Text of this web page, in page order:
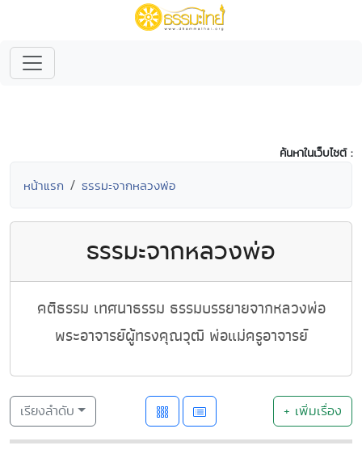
ค้นหาในเว็บไซต์ :
หน้าแรก ธรรมะจากหลวงพ่อ
ธรรมะจากหลวงพ่อ
คติธรรม เทศนาธรรม ธรรมบรรยายจากหลวงพ่อ
พระอาจารย์ผู้ทรงคุณวุฒิ พ่อแม่ครูอาจารย์
เรียงลำดับ + เพิ่มเรื่อง